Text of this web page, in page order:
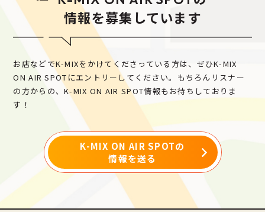
情報を募集しています
お店などでK-MIXをかけてくださっている方は、ぜひK-MIX
ON AIR SPOTにエントリーしてください。 もちろんリスナー
の方からの、K-MIX ON AIR SPOT情報もお待ちしておりま
す！
K-MIX ON AIR SPOTの
情報を送る